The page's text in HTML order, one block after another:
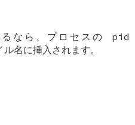
るなら、プロセスの pid
名に挿入されます。